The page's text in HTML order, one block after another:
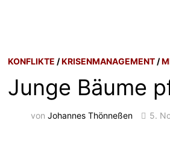
KONFLIKTE /KRISENMANAGEMENT /
Junge Bäume
vonJohannes Thönneßen 5.